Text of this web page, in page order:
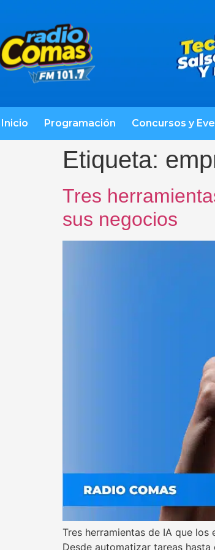
Inicio Programación Concursos y
Etiqueta:
Tres
sus negocios
Tres herramientas de IA que
Desde automatizar tareas